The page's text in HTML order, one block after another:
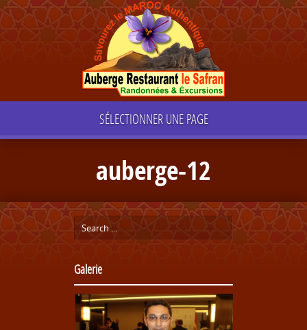
SÉLECTIONNER UNE PAGE
auberge-12
Galerie